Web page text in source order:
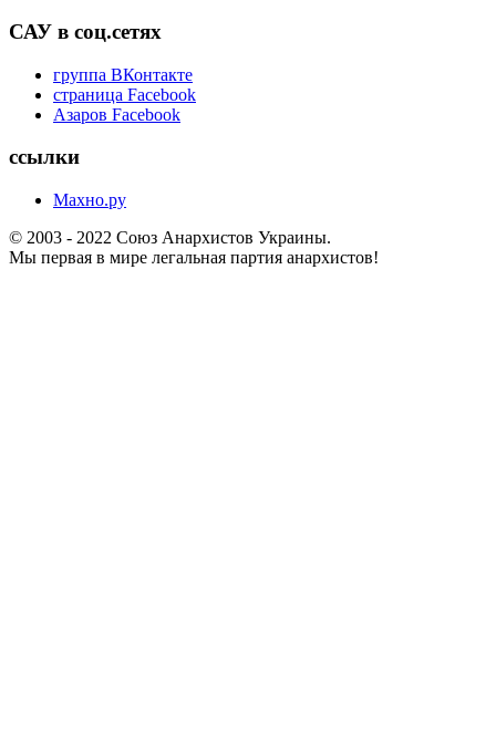
САУ в соц.сетях
группа ВКонтакте
страница Facebook
Азаров Facebook
ссылки
Махно.ру
© 2003 - 2022 Союз Анархистов Украины.
Мы первая в мире легальная партия анархистов!